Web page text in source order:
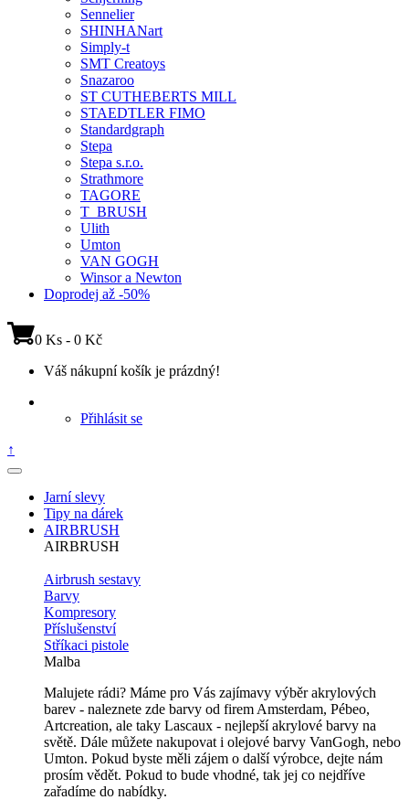
Sennelier
SHINHANart
Simply-t
SMT Creatoys
Snazaroo
ST CUTHEBERTS MILL
STAEDTLER FIMO
Standardgraph
Stepa
Stepa s.r.o.
Strathmore
TAGORE
T_BRUSH
Ulith
Umton
VAN GOGH
Winsor a Newton
Doprodej až -50%
0 Ks - 0 Kč
Váš nákupní košík je prázdný!
Přihlásit se
↑
Jarní slevy
Tipy na dárek
AIRBRUSH
AIRBRUSH
Airbrush sestavy
Barvy
Kompresory
Příslušenství
Stříkaci pistole
Malba
Malujete rádi? Máme pro Vás zajímavy výběr akrylových
barev - naleznete zde barvy od firem Amsterdam, Pébeo,
Artcreation, ale taky Lascaux - nejlepší akrylové barvy na
světě. Dále můžete nakupovat i olejové barvy VanGogh, nebo
Umton. Pokud byste měli zájem o další výrobce, dejte nám
prosím vědět. Pokud to bude vhodné, tak jej co nejdříve
zařadíme do nabídky.